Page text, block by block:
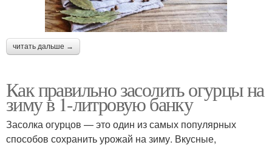
читать дальше →
Как правильно засолить огурцы на
зиму в 1-литровую банку
Засолка огурцов — это один из самых популярных
способов сохранить урожай на зиму. Вкусные,